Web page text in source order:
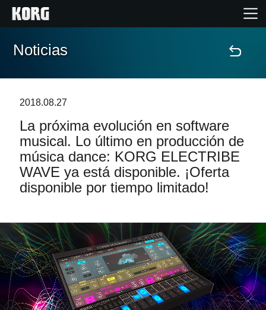
Inicio
Características
Eventos
Soporte
Localizador de Tiendas
Noticias
Ubicación
Noticias
2018.08.27
La próxima evolución en software
musical. Lo último en producción de
música dance: KORG ELECTRIBE
WAVE ya está disponible. ¡Oferta
disponible por tiempo limitado!